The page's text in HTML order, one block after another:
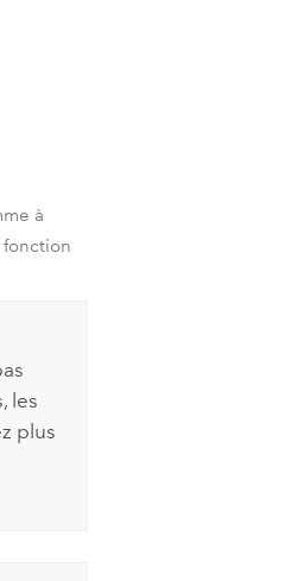
à
les
plus